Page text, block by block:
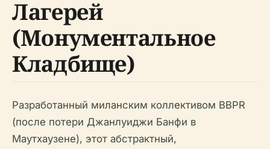
Лагерей
(Монументальное
Кладбище)
Разработанный миланским коллективом BBPR
(после потери Джанлуиджи Банфи в
Маутхаузене), этот абстрактный,